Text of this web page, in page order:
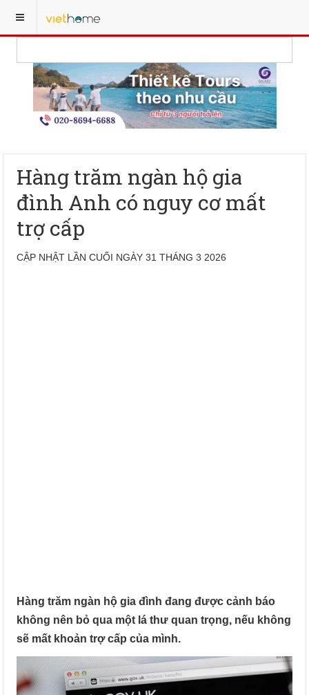
Hàng trăm ngàn hộ gia
đình Anh có nguy cơ mất
trợ cấp
CẬP NHẬT LẦN CUỐI NGÀY 31 THÁNG 3 2026
Hàng trăm ngàn hộ gia đình đang được cảnh báo
không nên bỏ qua một lá thư quan trọng, nếu không
sẽ mất khoản trợ cấp của mình.